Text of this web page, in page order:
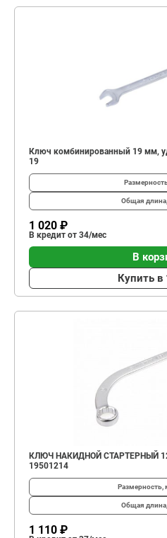
Ключ комбинированный 19 мм,
19
Общая
1 020 ₽
В кредит от 34/мес
В
Купить в
КЛЮЧ НАКИДНОЙ СТАРТЕРНЫЙ
19501214
Размерность,
Общая
1 110 ₽